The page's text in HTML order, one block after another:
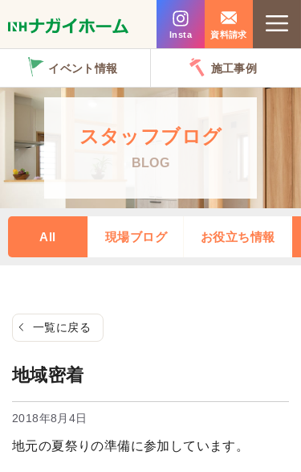
ン
プ
Insta 資料請求
イベント情報 施工事例
スタッフブログ
BLOG
All 現場ブログ お役立ち情報
一覧に戻る
地域密着
2018年8月4日
地元の夏祭りの準備に参加しています。